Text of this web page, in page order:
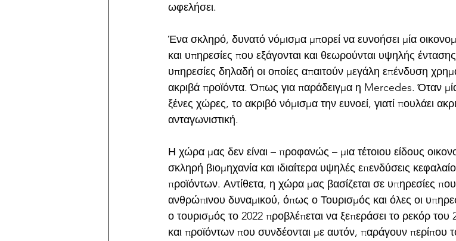
ωφελήσει.
Ένα σκληρό, δυνατό νόμισμα μπορεί να ευνοήσει μία
και υπηρεσίες που εξάγονται και θεωρούνται υψηλής
υπηρεσίες δηλαδή οι οποίες απαιτούν μεγάλη επένδυση
ακριβά προϊόντα. Όπως για παράδειγμα η Mercedes. Όταν μία
ξένες χώρες, το ακριβό νόμισμα την ευνοεί, γιατί πουλάει
ανταγωνιστική.
Η χώρα μας δεν είναι – προφανώς – μια τέτοιου είδους
σκληρή βιομηχανία και ιδιαίτερα υψηλές επενδύσεις
προϊόντων. Αντίθετα, η χώρα μας βασίζεται σε υπηρεσίες
ανθρώπινου δυναμικού, όπως ο Τουρισμός και όλες οι
ο τουρισμός το 2022 προβλέπεται να ξεπεράσει το ρεκόρ
και προϊόντων που συνδέονται με αυτόν, παράγουν περίπου